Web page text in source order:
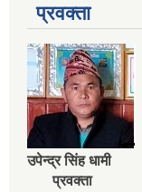
प्रवक्ता
उपेन्द्र सिंह धामी
प्रवक्ता